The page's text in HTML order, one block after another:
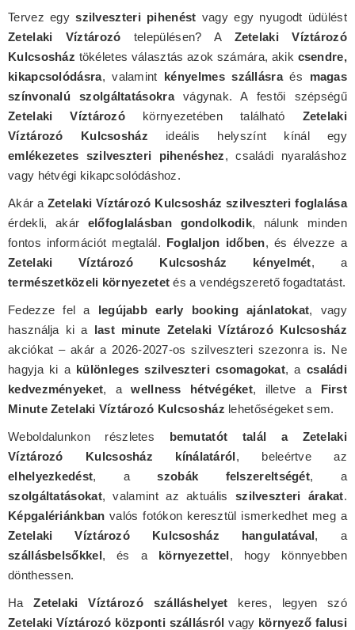
Tervez egyszilveszteri pihenést vagy egy nyugodt üdülést
Zetelaki Víztározó településen? A Zetelaki Víztározó
Kulcsosház tökéletes választás azok számára, akik csendre,
kikapcsolódásra, valamint kényelmes szállásraés magas
színvonalú szolgáltatásokravágynak. A festői szépségű
Zetelaki Víztározó környezetében található Zetelaki
Víztározó Kulcsosház ideális helyszínt kínál egy
emlékezetes szilveszteri pihenéshez, családi nyaraláshoz
vagy hétvégi kikapcsolódáshoz.
Akár a Zetelaki Víztározó Kulcsosház szilveszteri foglalása
érdekli, akár előfoglalásban gondolkodik, nálunk minden
fontos információt megtalál. Foglaljon időben, és élvezze a
Zetelaki Víztározó Kulcsosház kényelmét, a
természetközeli környezetet és a vendégszerető fogadtatást.
Fedezze fel a legújabb early booking ajánlatokat, vagy
használja ki a last minute Zetelaki Víztározó Kulcsosház
akciókat – akár a 2026-2027-os szilveszteri szezonra is. Ne
hagyja ki a különleges szilveszteri csomagokat, a családi
kedvezményeket, awellness hétvégéket, illetve a First
Minute Zetelaki Víztározó Kulcsosház lehetőségeket sem.
Weboldalunkon részletes bemutatót talál a Zetelaki
Víztározó Kulcsosház kínálatáról, beleértve az
elhelyezkedést, aszobák felszereltségét, a
szolgáltatásokat, valamint az aktuális szilveszteri árakat.
Képgalériánkban valós fotókon keresztül ismerkedhet meg a
Zetelaki Víztározó Kulcsosház hangulatával, a
szállásbelsőkkel, és a környezettel, hogy könnyebben
dönthessen.
HaZetelaki Víztározó szálláshelyet keres, legyen szó
Zetelaki Víztározó központi szállásról vagy környező falusi